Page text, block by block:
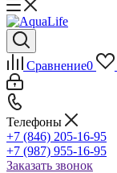
Сравнение0
Телефоны
+7 (846) 205-16-95
+7 (987) 955-16-95
Заказать звонок